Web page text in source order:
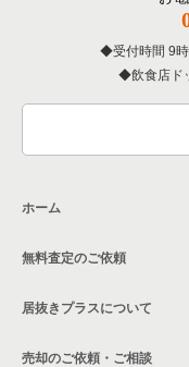
京都府の洋食の居抜
京都府のその他の居
受付時間 9
飲食店ド
ホーム
無料査定のご依頼
居抜きプラスについて
売却のご依頼・ご相談